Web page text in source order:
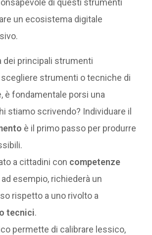
un ecosistema digitale
dei principali strumenti
scegliere strumenti o tecniche di
è fondamentale porsi una
stiamo scrivendo? Individuare il
è il primo passo per produrre
a cittadini con competenze
ad esempio, richiederà un
rispetto a uno rivolto a
tecnici.
permette di calibrare lessico,